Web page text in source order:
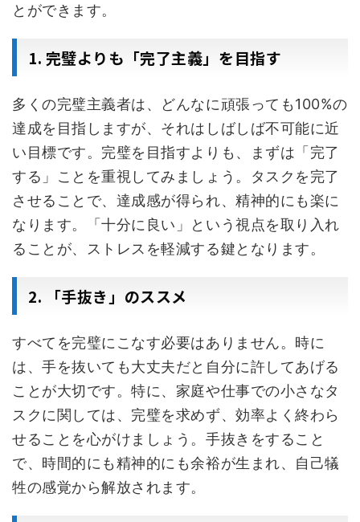
とができます。
1. 完璧よりも「完了主義」を目指す
多くの完璧主義者は、どんなに頑張っても100%の
達成を目指しますが、それはしばしば不可能に近
い目標です。完璧を目指すよりも、まずは「完了
する」ことを重視してみましょう。タスクを完了
させることで、達成感が得られ、精神的にも楽に
なります。「十分に良い」という視点を取り入れ
ることが、ストレスを軽減する鍵となります。
2. 「手抜き」のススメ
すべてを完璧にこなす必要はありません。時に
は、手を抜いても大丈夫だと自分に許してあげる
ことが大切です。特に、家庭や仕事での小さなタ
スクに関しては、完璧を求めず、効率よく終わら
せることを心がけましょう。手抜きをすること
で、時間的にも精神的にも余裕が生まれ、自己犠
牲の感覚から解放されます。